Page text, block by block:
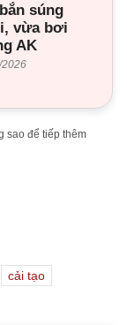
súng
vừa bơi
AK
2026
sao để tiếp thêm
cải tạo